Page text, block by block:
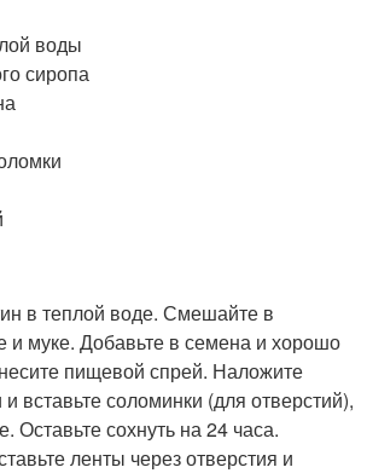
воды
сиропа
в теплой воде. Смешайте в
и муке. Добавьте в семена и хорошо
пищевой спрей. Наложите
вставьте соломинки (для отверстий),
Оставьте сохнуть на 24 часа.
ленты через отверстия и